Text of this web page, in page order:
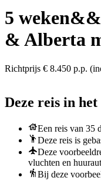
5 weken
& Alberta
Richtprijs € 8.450 p.p.
Deze reis in
Een reis van 35
Deze reis is
Deze
vluchten en
Bij deze